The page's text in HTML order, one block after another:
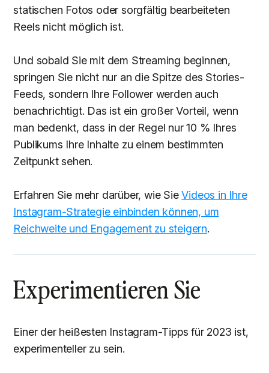
statischen Fotos oder sorgfältig bearbeiteten
Reels nicht möglich ist.
Und sobald Sie mit dem Streaming beginnen,
springen Sie nicht nur an die Spitze des Stories-
Feeds, sondern Ihre Follower werden auch
benachrichtigt. Das ist ein großer Vorteil, wenn
man bedenkt, dass in der Regel nur 10 % Ihres
Publikums Ihre Inhalte zu einem bestimmten
Zeitpunkt sehen.
Erfahren Sie mehr darüber, wie SieVideos in Ihre
Instagram-Strategie einbinden können, um
Reichweite und Engagement zu steigern.
Experimentieren Sie
Einer der heißesten Instagram-Tipps für 2023 ist,
experimenteller zu sein.